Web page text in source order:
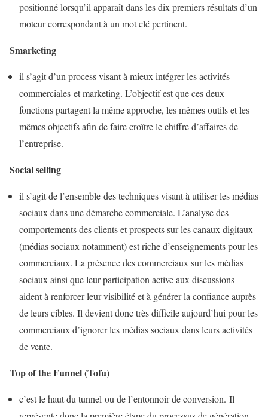
positionné lorsqu’il apparaît dans les dix premiers résultats d’un
moteur correspondant à un mot clé pertinent.
Smarketing
il s’agit d’un process visant à mieux intégrer les activités
commerciales et marketing. L’objectif est que ces deux
fonctions partagent la même approche, les mêmes outils et les
mêmes objectifs afin de faire croître le chiffre d’affaires de
l’entreprise.
Social selling
il s’agit de l’ensemble des techniques visant à utiliser les médias
sociaux dans une démarche commerciale. L’analyse des
comportements des clients et prospects sur les canaux digitaux
(médias sociaux notamment) est riche d’enseignements pour les
commerciaux. La présence des commerciaux sur les médias
sociaux ainsi que leur participation active aux discussions
aident à renforcer leur visibilité et à générer la confiance auprès
de leurs cibles. Il devient donc très difficile aujourd’hui pour les
commerciaux d’ignorer les médias sociaux dans leurs activités
de vente.
Top of the Funnel (Tofu)
c’est le haut du tunnel ou de l’entonnoir de conversion. Il